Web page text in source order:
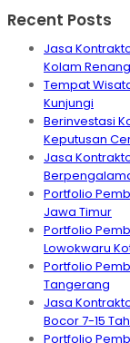
Recent Posts
Jasa
Kolam
Tempat
Kunjungi
Berinvestasi
Keputusan
Jasa
Portfolio
Jawa Timur
Portfolio
Lowokwaru
Portfolio
Tangerang
Jasa
Bocor 7-15
Portfolio